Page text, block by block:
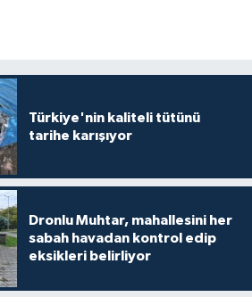
Türkiye'nin kaliteli tütünü
tarihe karışıyor
Dronlu Muhtar, mahallesini her
sabah havadan kontrol edip
eksikleri belirliyor